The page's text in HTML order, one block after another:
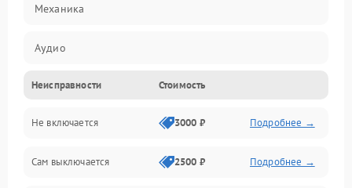
Механика
Аудио
Неисправности Стоимость
Не включается 3000 ₽ Подробнее →
Сам выключается 2500 ₽ Подробнее →